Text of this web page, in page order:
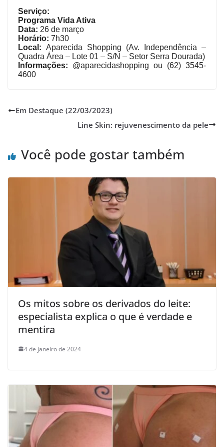
Serviço:
Programa Vida Ativa
Data: 26 de março
Horário: 7h30
Local: Aparecida Shopping (Av. Independência –
Quadra Área – Lote 01 – S/N – Setor Serra Dourada)
Informações: @aparecidashopping ou (62) 3545-
4600
Em Destaque (22/03/2023)
Line Skin: rejuvenescimento da pele
Você pode gostar também
Os mitos sobre os derivados do leite:
especialista explica o que é verdade e
mentira
4 de janeiro de 2024